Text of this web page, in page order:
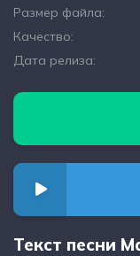
Размер файла:
Качество:
Дата релиза:
Текст песни